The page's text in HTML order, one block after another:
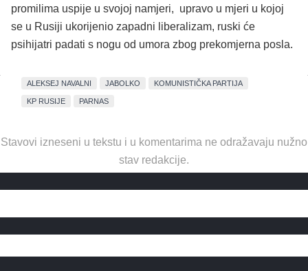
promilima uspije u svojoj namjeri, upravo u mjeri u kojoj
se u Rusiji ukorijenio zapadni liberalizam, ruski će
psihijatri padati s nogu od umora zbog prekomjerna posla.
ALEKSEJ NAVALNI JABOLKO KOMUNISTIČKA PARTIJA
KP RUSIJE PARNAS
Stavovi izneseni u tekstu i u komentarima ne odražavaju nužno
stav redakcije.